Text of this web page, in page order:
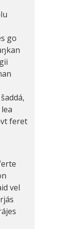
go
feret
vel